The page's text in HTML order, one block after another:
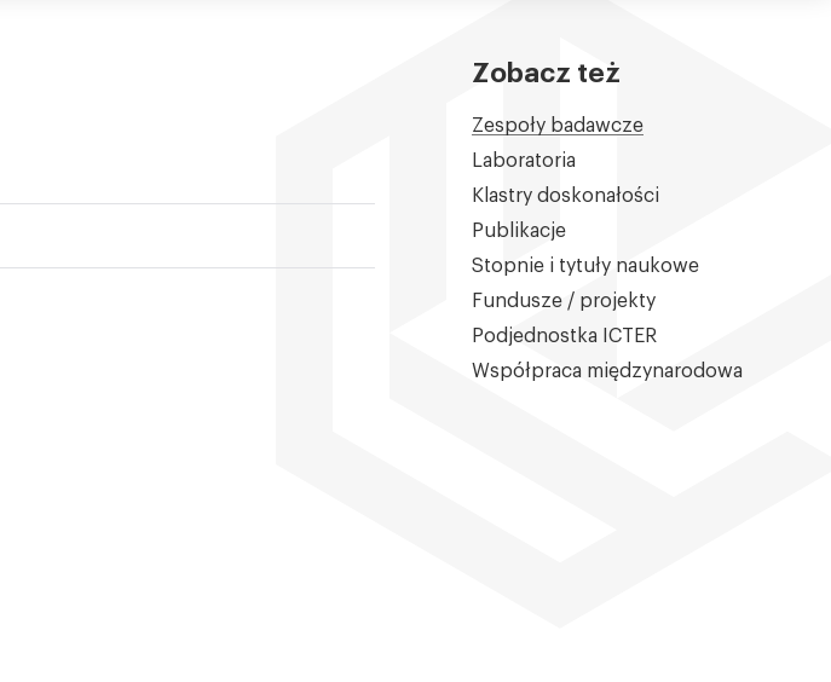
Zobacz też
Zespoły badawcze
Laboratoria
Klastry doskonałości
Publikacje
Stopnie i tytuły naukowe
Fundusze / projekty
Podjednostka ICTER
Współpraca międzynarodowa